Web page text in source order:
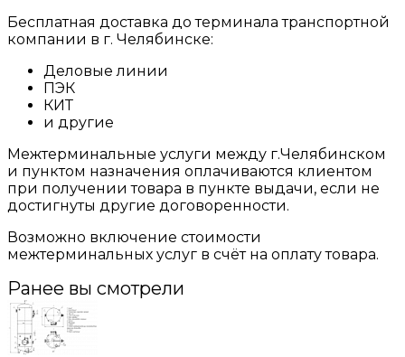
Бесплатная доставка до терминала транспортной
компании в г. Челябинске:
Деловые линии
ПЭК
КИТ
и другие
Межтерминальные услуги между г.Челябинском
и пунктом назначения оплачиваются клиентом
при получении товара в пункте выдачи, если не
достигнуты другие договоренности.
Возможно включение стоимости
межтерминальных услуг в счёт на оплату товара.
Ранее вы смотрели